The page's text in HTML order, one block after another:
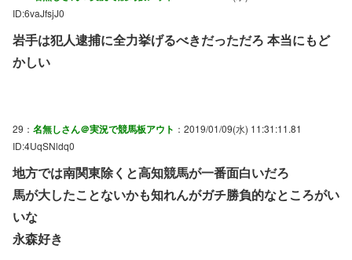
ID:6vaJfsjJ0
岩手は犯人逮捕に全力挙げるべきだっただろ 本当にもど
かしい
29： 名無しさん＠実況で競馬板アウト ：2019/01/09(水) 11:31:11.81
ID:4UqSNldq0
地方では南関東除くと高知競馬が一番面白いだろ
馬が大したことないかも知れんがガチ勝負的なところがい
いな
永森好き